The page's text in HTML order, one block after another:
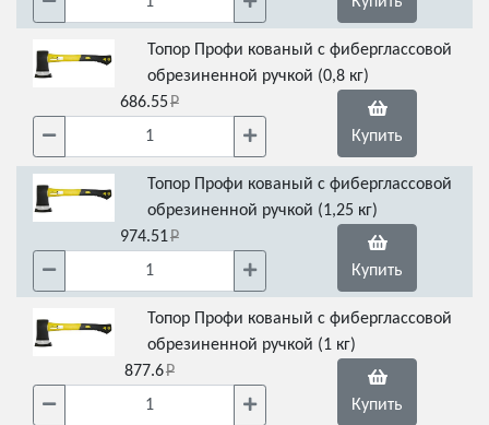
Топор Профи кованый с фиберглассовой
обрезиненной ручкой (0,8 кг)
686.55
Купить
Топор Профи кованый с фиберглассовой
обрезиненной ручкой (1,25 кг)
974.51
Купить
Топор Профи кованый с фиберглассовой
обрезиненной ручкой (1 кг)
877.6
Купить